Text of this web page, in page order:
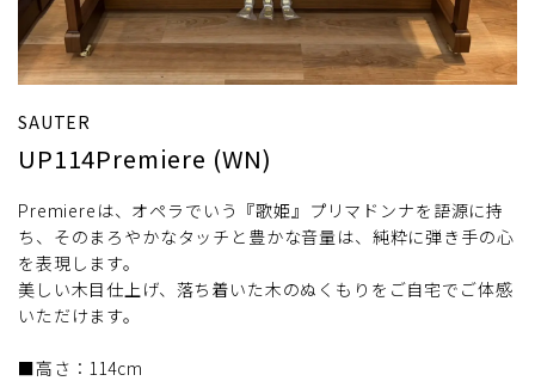
SAUTER
UP114Premiere (WN)
Premiereは、オペラでいう『歌姫』プリマドンナを語源に持
ち、そのまろやかなタッチと豊かな音量は、純粋に弾き手の心
を表現します。
美しい木目仕上げ、落ち着いた木のぬくもりをご自宅でご体感
いただけます。
■高さ：114cm